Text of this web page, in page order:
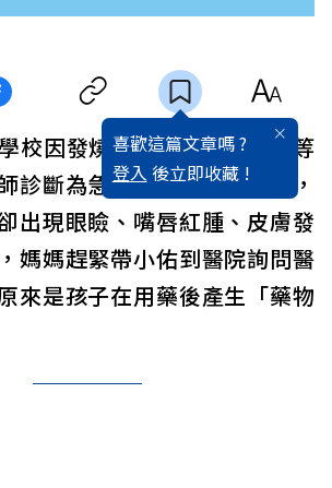
喜歡這篇文章嗎 ?
登入 後立即收藏 !
校因發燒、喉嚨痛、肌肉痛等
診斷為急性咽炎及扁桃腺炎，
出現眼瞼、嘴唇紅腫、皮膚發
媽媽趕緊帶小佑到醫院詢問醫
來是孩子在用藥後產生「藥物